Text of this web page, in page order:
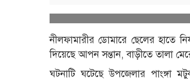
নীলফামারীর ডোমারে ছেলের হাতে
দিয়েছে আপন সন্তান, বাড়ীতে তালা
ঘটনাটি ঘটেছে উপজেলার পাংঙ্গা